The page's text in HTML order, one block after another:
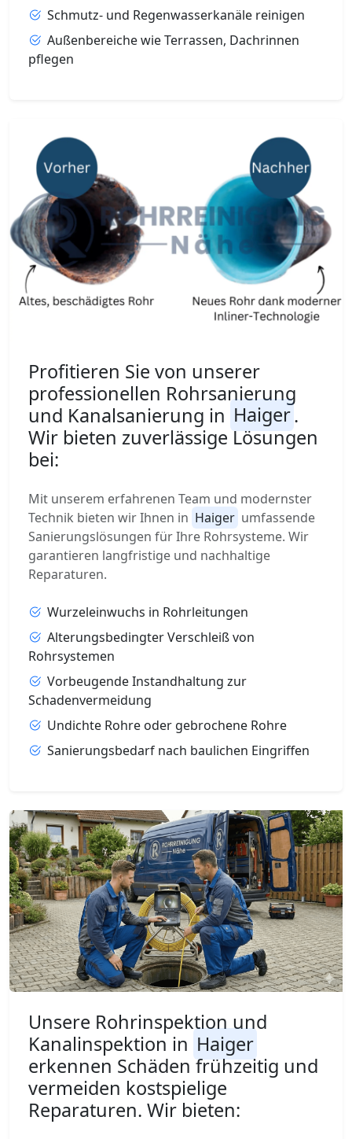
Schmutz- und Regenwasserkanäle reinigen
Außenbereiche wie Terrassen, Dachrinnen
pflegen
Profitieren Sie von unserer
professionellen Rohrsanierung
und Kanalsanierung in Haiger.
Wir bieten zuverlässige Lösungen
bei:
Mit unserem erfahrenen Team und modernster
Technik bieten wir Ihnen in Haiger umfassende
Sanierungslösungen für Ihre Rohrsysteme. Wir
garantieren langfristige und nachhaltige
Reparaturen.
Wurzeleinwuchs in Rohrleitungen
Alterungsbedingter Verschleiß von
Rohrsystemen
Vorbeugende Instandhaltung zur
Schadenvermeidung
Undichte Rohre oder gebrochene Rohre
Sanierungsbedarf nach baulichen Eingriffen
Unsere Rohrinspektion und
Kanalinspektion in Haiger
erkennen Schäden frühzeitig und
vermeiden kostspielige
Reparaturen. Wir bieten: